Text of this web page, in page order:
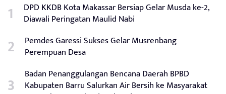
DPD KKDB Kota Makassar Bersiap Gelar Musda ke-2,
Diawali Peringatan Maulid Nabi
Pemdes Garessi Sukses Gelar Musrenbang
Perempuan Desa
Badan Penanggulangan Bencana Daerah BPBD
Kabupaten Barru Salurkan Air Bersih ke Masyarakat